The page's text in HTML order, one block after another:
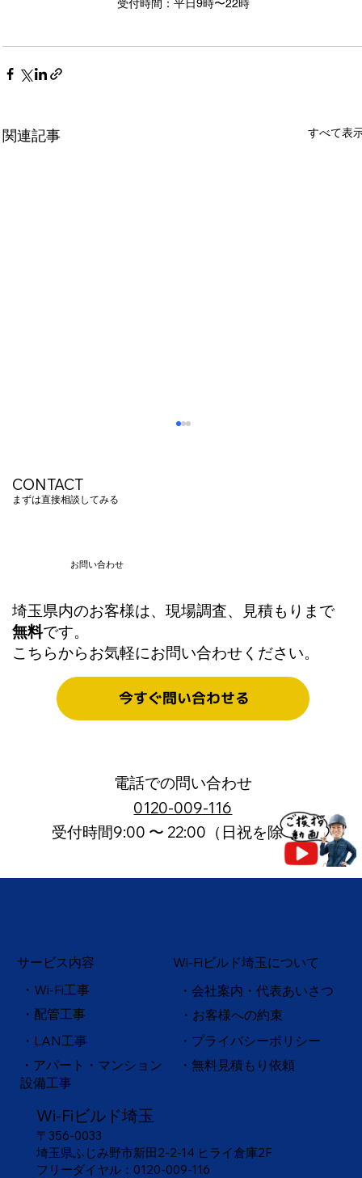
受付時間：平日9時〜22時
関連記事 すべて表
『オフィス向けWi-Fi・LAN配線工事のポ
イント』
CONTACT
まずは直接相談してみる
お問い合わせ
埼玉県内のお客様は、現場調査、見積もりまで
無料です。
こちらからお気軽にお問い合わせください。
今すぐ問い合わせる
電話での問い合わせ
0120-009-116
受付時間9:00 〜 22:00（日祝を除く）
サービス内容
・Wi-Fi工事
・ LAN工事
・配管工事
・アパート・マンション
設備工事
Wi-Fiビルド埼玉について
・会社案内・代表あいさつ
・お客様への約束
・プライバシーポリシー
・無料見積もり依頼
Wi-Fiビルド埼玉
〒356-0033
埼玉県ふじみ野市新田2-2-14 ヒライ倉庫2F
フリーダイヤル：0120-009-116